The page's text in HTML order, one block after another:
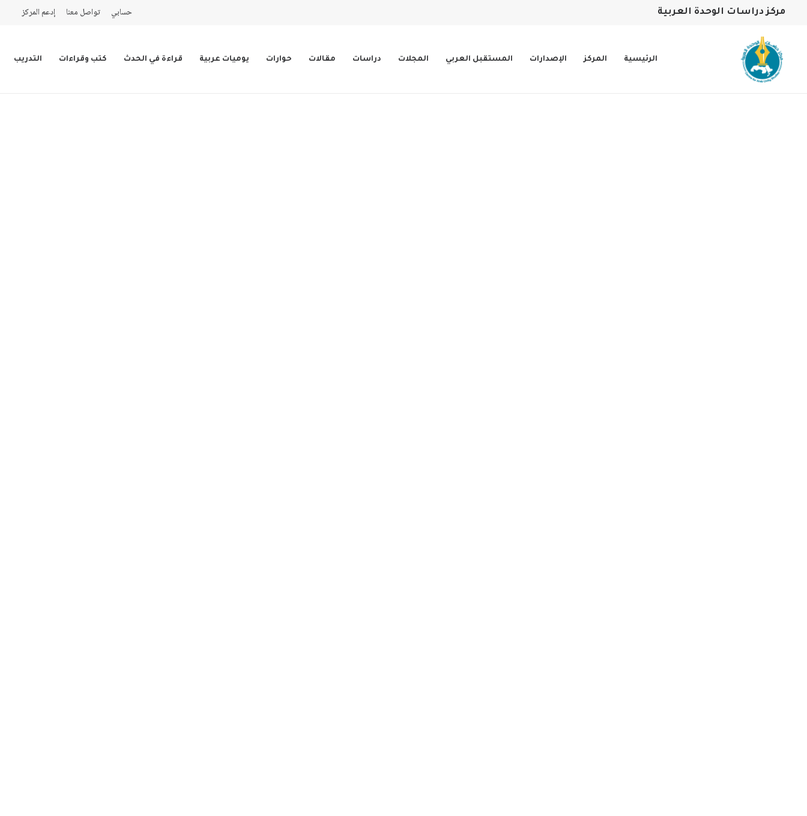
مركز دراسات الوحدة العربية حسابي تواصل معنا إدعم المركز
الرئيسية المركز الإصدارات المستقبل العربي المجلات دراسات مقالات حوارات يوميات عربية قراءة في الحدث كتب وقراءات التدريب